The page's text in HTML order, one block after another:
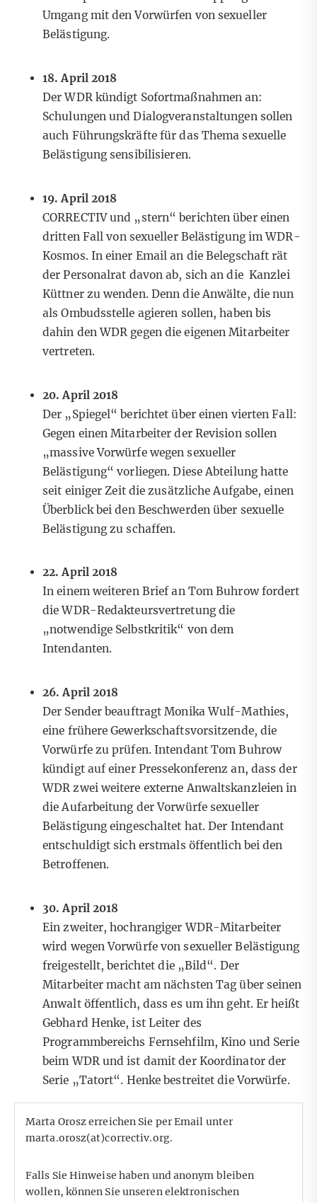
Umgang mit den Vorwürfen von sexueller
Belästigung.
18. April 2018
Der WDR kündigt Sofortmaßnahmen an:
Schulungen und Dialogveranstaltungen sollen
auch Führungskräfte für das Thema sexuelle
Belästigung sensibilisieren.
19. April 2018
CORRECTIV und „stern“ berichten über einen
drittenFall von sexueller Belästigung im WDR-
Kosmos. In einer Email an die Belegschaft rät
der Personalrat davon ab, sich an die Kanzlei
Küttner zu wenden. Denn die Anwälte, die nun
als Ombudsstelle agieren sollen, haben bis
dahin den WDR gegen die eigenen Mitarbeiter
vertreten.
20. April 2018
Der „Spiegel“ berichtet über einen vierten Fall:
Gegen einen Mitarbeiter der Revision sollen
„massive Vorwürfe wegen sexueller
Belästigung“ vorliegen. Diese Abteilung hatte
seit einiger Zeit die zusätzliche Aufgabe, einen
Überblick bei den Beschwerden über sexuelle
Belästigung zu schaffen.
22. April 2018
In einem weiteren Brief an Tom Buhrow fordert
die WDR-Redakteursvertretung die
„notwendige Selbstkritik“ von dem
Intendanten.
26. April 2018
Der Senderbeauftragt Monika Wulf-Mathies,
eine frühere Gewerkschaftsvorsitzende, die
Vorwürfe zu prüfen. Intendant Tom Buhrow
kündigt auf einer Pressekonferenz an, dass der
WDR zwei weitere externe Anwaltskanzleien in
die Aufarbeitung der Vorwürfe sexueller
Belästigung eingeschaltet hat. Der Intendant
entschuldigt sich erstmals öffentlich bei den
Betroffenen.
30. April 2018
Ein zweiter, hochrangiger WDR-Mitarbeiter
wird wegen Vorwürfe von sexueller Belästigung
freigestellt, berichtet die „Bild“. Der
Mitarbeiter macht am nächsten Tag über seinen
Anwalt öffentlich, dass es um ihn geht. Er heißt
Gebhard Henke, ist Leiter des
Programmbereichs Fernsehfilm, Kino und Serie
beim WDR und ist damit der Koordinator der
Serie „Tatort“. Henke bestreitet die Vorwürfe.
Marta Orosz erreichen Sie per Email unter
marta.orosz(at)correctiv.org.
Falls Sie Hinweise haben und anonym bleiben
wollen, können Sie unserenelektronischen